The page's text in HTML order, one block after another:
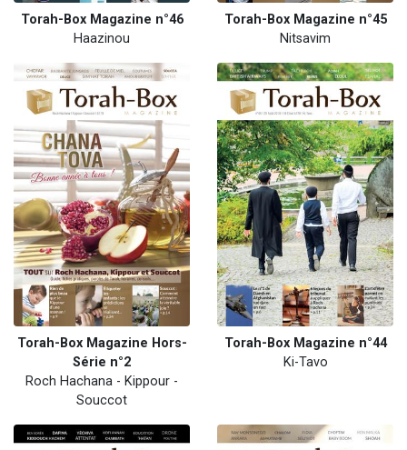
Torah-Box Magazine n°46
Haazinou
Torah-Box Magazine n°45
Nitsavim
Torah-Box Magazine Hors-
Série n°2
Roch Hachana - Kippour -
Souccot
Torah-Box Magazine n°44
Ki-Tavo